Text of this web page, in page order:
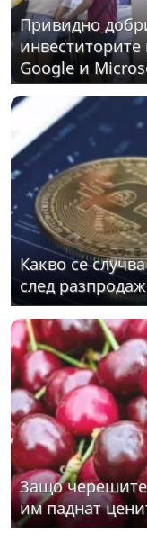
Привидно
инвеститорите
Google и
Какво се
след
Защо
им паднат